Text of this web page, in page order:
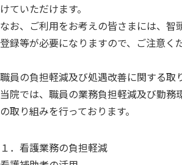
けていただけます。
なお、ご利用をお考えの皆さまには、智
登録等が必要になりますので、ご注意く
職員の負担軽減及び処遇改善に関する取
当院では、職員の業務負担軽減及び勤務
の取り組みを行っております。
１．看護業務の負担軽減